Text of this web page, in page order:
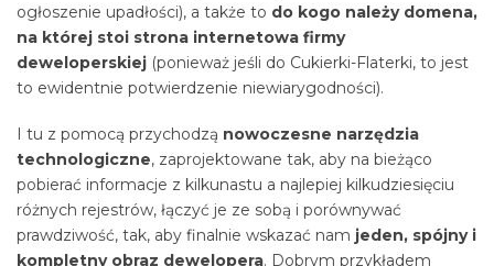
ogłoszenie upadłości), a także to do kogo należy domena,
na której stoi strona internetowa firmy
deweloperskiej (ponieważ jeśli do Cukierki-Flaterki, to jest
to ewidentnie potwierdzenie niewiarygodności).
I tu z pomocą przychodzą nowoczesne narzędzia
technologiczne, zaprojektowane tak, aby na bieżąco
pobierać informacje z kilkunastu a najlepiej kilkudziesięciu
różnych rejestrów, łączyć je ze sobą i porównywać
prawdziwość, tak, aby finalnie wskazać nam jeden, spójny i
kompletny obraz dewelopera. Dobrym przykładem